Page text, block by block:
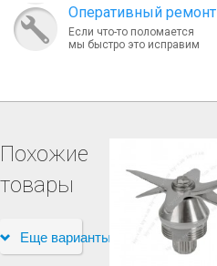
Оперативный ремонт
Если что-то поломается
мы быстро это исправим
Похожие
товары
Еще варианты